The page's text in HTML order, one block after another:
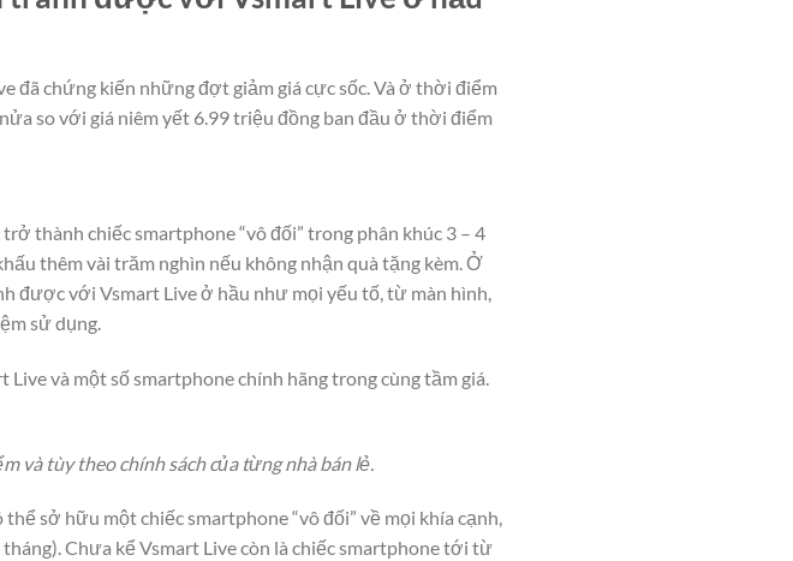
đã chứng kiến những đợt giảm giá cực sốc. Và ở thời điểm
so với giá niêm yết 6.99 triệu đồng ban đầu ở thời điểm
thành chiếc smartphone “vô đối” trong phân khúc 3 – 4
thêm vài trăm nghìn nếu không nhận quà tặng kèm. Ở
được với Vsmart Live ở hầu như mọi yếu tố, từ màn hình,
sử dụng.
và một số smartphone chính hãng trong cùng tầm giá.
và tùy theo chính sách của từng nhà bán lẻ.
sở hữu một chiếc smartphone “vô đối” về mọi khía cạnh,
Chưa kể Vsmart Live còn là chiếc smartphone tới từ